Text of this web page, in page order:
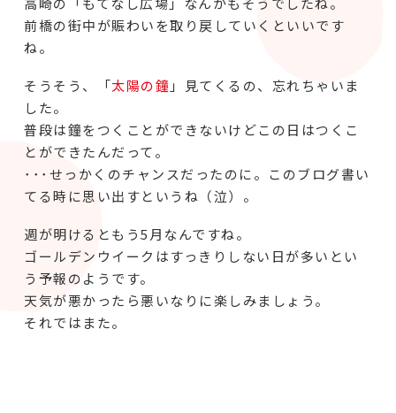
前橋の街中が賑わいを取り戻していくといいです
ね。
そうそう、「太陽の鐘 」見てくるの、忘れちゃいま
した。
普段は鐘をつくことができないけどこの日はつくこ
とができたんだって。
･･･せっかくのチャンスだったのに。このブログ書い
てる時に思い出すというね（泣）。
週が明けるともう5月なんですね。
ゴールデンウイークはすっきりしない日が多いとい
う予報のようです。
天気が悪かったら悪いなりに楽しみましょう。
それではまた。